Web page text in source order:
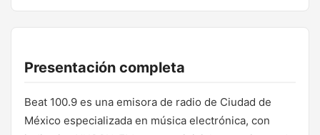
Presentación completa
Beat 100.9 es una emisora de radio de Ciudad de
México especializada en música electrónica, con